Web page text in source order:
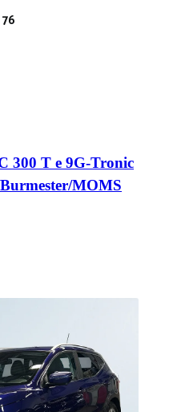
76
300 T e 9G-Tronic
MOMS